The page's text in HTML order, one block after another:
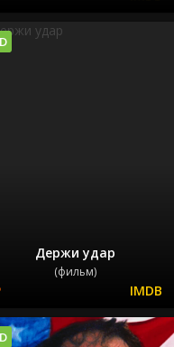
Держи удар
(фильм)